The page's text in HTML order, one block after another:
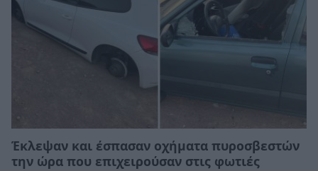
Έκλεψαν και έσπασαν οχήματα πυροσβεστών
την ώρα που επιχειρούσαν στις φωτιές